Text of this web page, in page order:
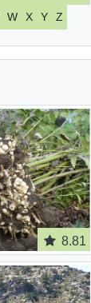
W X Y Z
8.81